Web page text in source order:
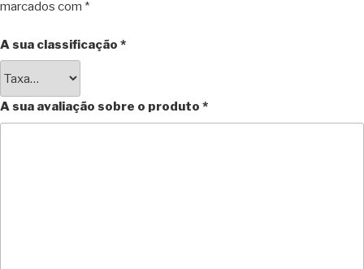
marcados com *
A sua classificação *
A sua avaliação sobre o produto *